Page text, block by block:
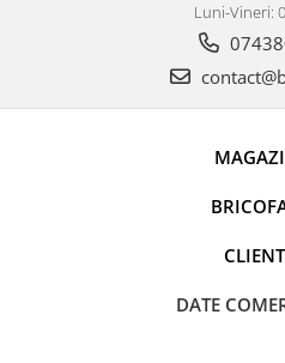
Fierastraie pendulare electrice
Masini debitat si prelucrare
Masini de gaurit si insurubat
Accesorii masini de gaurit
Ciocane rotopercutoare cu
Consumabile masini de gaurit
Luni-Vineri:
DATE